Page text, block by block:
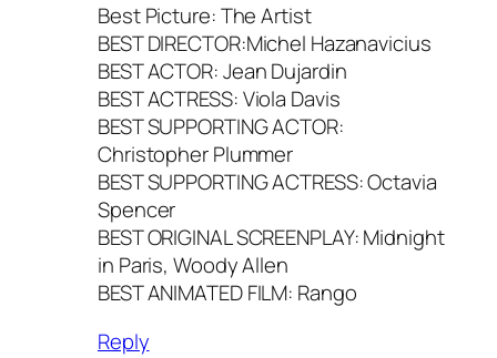
Best Picture: The Artist
BEST DIRECTOR:Michel Hazanavicius
BEST ACTOR: Jean Dujardin
BEST ACTRESS: Viola Davis
BEST SUPPORTING ACTOR:
Christopher Plummer
BEST SUPPORTING ACTRESS: Octavia
Spencer
BEST ORIGINAL SCREENPLAY: Midnight
in Paris, Woody Allen
BEST ANIMATED FILM: Rango
Reply